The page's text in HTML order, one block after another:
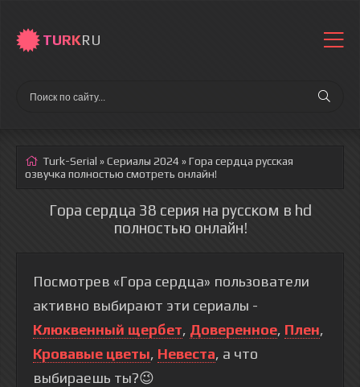
TURKRU
Turk-Serial »Сериалы 2024 » Гора сердца русская
озвучка полностью смотреть онлайн!
Гора сердца 38 серия на русском в hd
полностью онлайн!
Посмотрев «Гора сердца» пользователи
активно выбирают эти сериалы -
Клюквенный щербет, Доверенное, Плен,
Кровавые цветы, Невеста, а что
выбираешь ты?😉